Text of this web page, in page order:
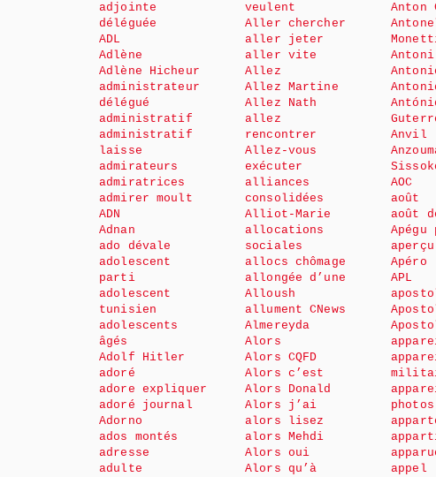
adjointe
déléguée
ADL
Adlène
Adlène Hicheur
administrateur
délégué
administratif
administratif
laisse
admirateurs
admiratrices
admirer moult
ADN
Adnan
ado dévale
adolescent
parti
adolescent
tunisien
adolescents
âgés
Adolf Hitler
adoré
adore expliquer
adoré journal
Adorno
ados montés
adresse
adulte
veulent
Aller chercher
aller jeter
aller vite
Allez
Allez Martine
Allez Nath
allez
rencontrer
Allez-vous
exécuter
alliances
consolidées
Alliot-Marie
allocations
sociales
allocs chômage
allongée d’une
Alloush
allument CNews
Almereyda
Alors
Alors CQFD
Alors c’est
Alors Donald
Alors j’ai
alors lisez
alors Mehdi
Alors oui
Alors qu’à
Anton
Antoni
Anvil
AOC
août
août
Apégu
Apéro
APL
photos
appel